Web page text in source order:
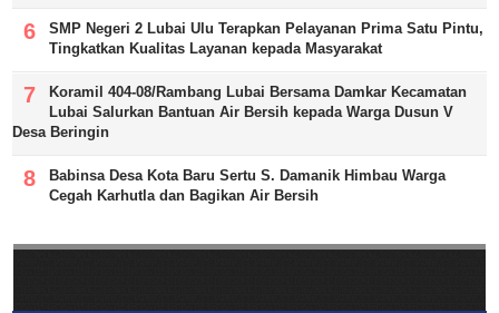
SMP Negeri 2 Lubai Ulu Terapkan Pelayanan Prima Satu Pintu,
Tingkatkan Kualitas Layanan kepada Masyarakat
Koramil 404-08/Rambang Lubai Bersama Damkar Kecamatan
Lubai Salurkan Bantuan Air Bersih kepada Warga Dusun V
Desa Beringin
Babinsa Desa Kota Baru Sertu S. Damanik Himbau Warga
Cegah Karhutla dan Bagikan Air Bersih